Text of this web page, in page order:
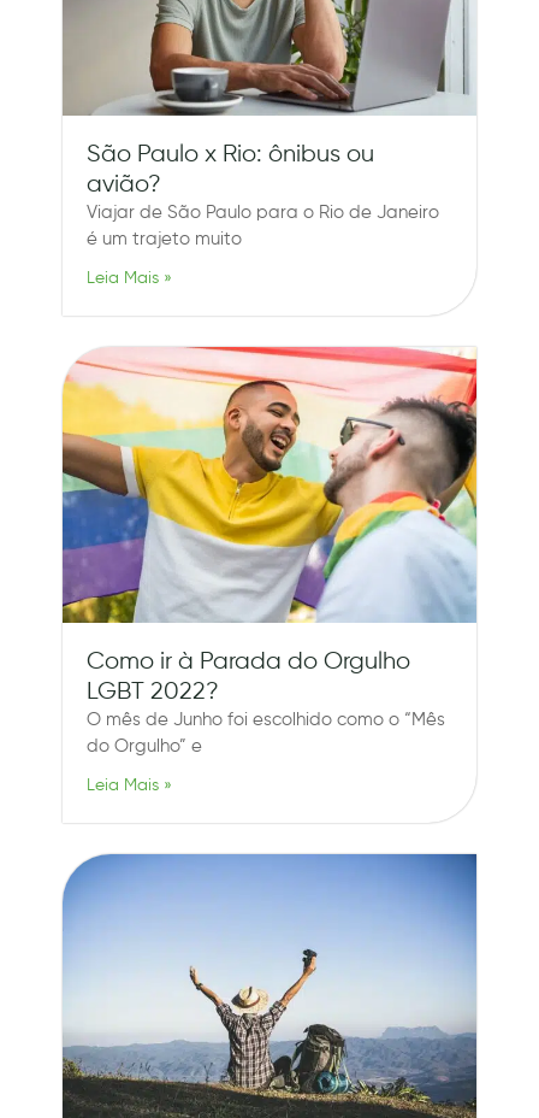
São Paulo x Rio: ônibus ou
avião?
Viajar de São Paulo para o Rio de Janeiro
é um trajeto muito
Leia Mais »
Como ir à Parada do Orgulho
LGBT 2022?
O mês de Junho foi escolhido como o “Mês
do Orgulho” e
Leia Mais »